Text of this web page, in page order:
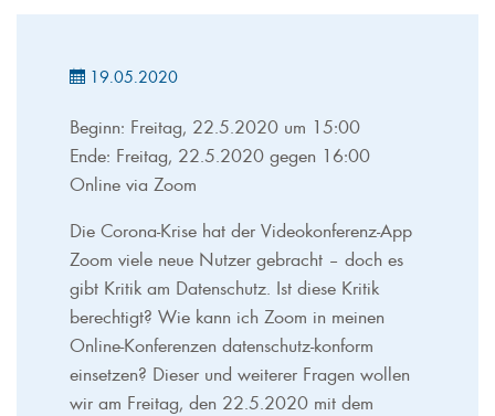
19.05.2020
Beginn: Freitag, 22.5.2020 um 15:00
Ende: Freitag, 22.5.2020 gegen 16:00
Online via Zoom
Die Corona-Krise hat der Videokonferenz-App
Zoom viele neue Nutzer gebracht – doch es
gibt Kritik am Datenschutz. Ist diese Kritik
berechtigt? Wie kann ich Zoom in meinen
Online-Konferenzen datenschutz-konform
einsetzen? Dieser und weiterer Fragen wollen
wir am Freitag, den 22.5.2020 mit dem